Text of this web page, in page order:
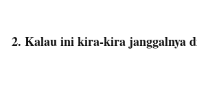
2. Kalau ini kira-kira janggalnya